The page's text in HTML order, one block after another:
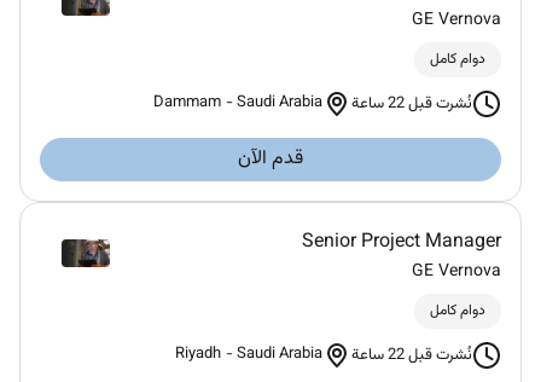
GE Vernova
دوام كامل
نُشرت قبل 22 ساعة Dammam -Saudi Arabia
قدم الآن
Senior Project Manager
GE Vernova
دوام كامل
نُشرت قبل 22 ساعة Riyadh -Saudi Arabia